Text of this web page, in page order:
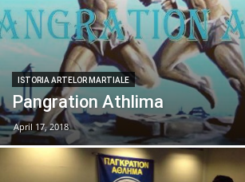
ISTORIA ARTELOR MARTIALE
Pangration Athlima
April 17, 2018